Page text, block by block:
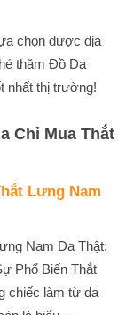
chọn được địa
thăm Đồ Da
nhất thị trường!
Chỉ Mua Thắt
Lưng Nam
Nam Da Thật:
Phổ Biến Thắt
chiếc làm từ da